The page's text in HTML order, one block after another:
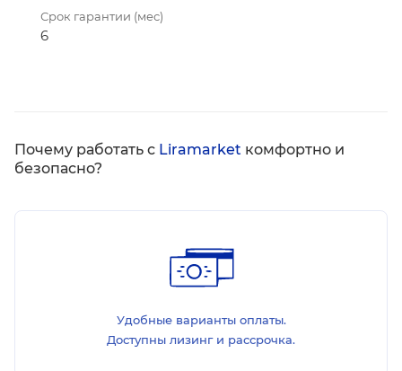
Срок гарантии (мес)
6
Почему работать с Liramarket комфортно и
безопасно?
Удобные варианты оплаты.
Доступны лизинг и рассрочка.